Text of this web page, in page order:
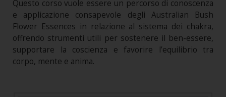
Questo corso vuole essere un percorso di conoscenza
e applicazione consapevole degli Australian Bush
Flower Essences in relazione al sistema dei chakra,
offrendo strumenti utili per sostenere il ben-essere,
supportare la coscienza e favorire l’equilibrio tra
corpo, mente e anima.